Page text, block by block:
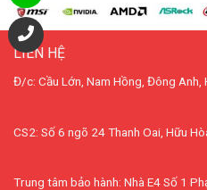
LIÊN HỆ
Đ/c: Cầu Lớn, Nam Hồng, Đông Anh,
CS2: Số 6 ngõ 24 Thanh Oai, Hữu
Trung tâm bảo hành: Nhà E4 Số 1